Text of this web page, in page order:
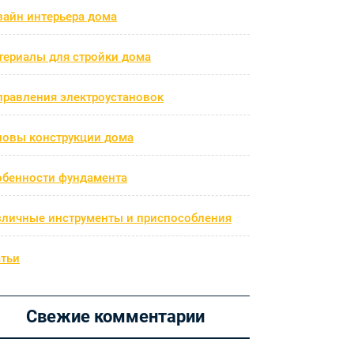
интерьера дома
для стройки дома
электроустановок
конструкции дома
фундамента
инструменты и приспособления
Свежие комментарии